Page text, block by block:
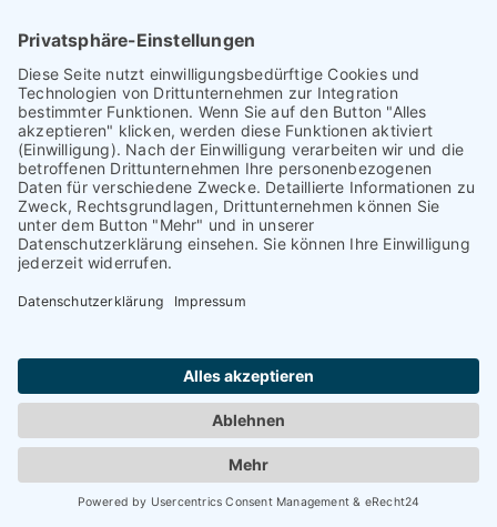
zielgerichtete Immobilienbewertung den Marktpreis der
Immobilie im sanierten Zustand für Fabian und Jasmin
ermittelt. Im Nachgang wurde durch Home Staging die
Immobilie in Szene gesetzt und nach einigen
Besichtigungen und Verhandlungen über der
Verkaufspreiserwartung verkauft. Ganz ohne Zeitaufwand
und Bauchschmerz für Jasmin und Fabian.
16%
14
Tage Vermarktungszeit